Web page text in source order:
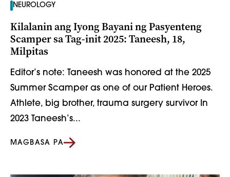
NEUROLOGY
Kilalanin ang Iyong Bayani ng Pasyenteng
Scamper sa Tag-init 2025: Taneesh, 18,
Milpitas
Editor’s note: Taneesh was honored at the 2025
Summer Scamper as one of our Patient Heroes.
Athlete, big brother, trauma surgery survivor In
2023 Taneesh’s...
MAGBASA PA